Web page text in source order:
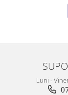
Luni -